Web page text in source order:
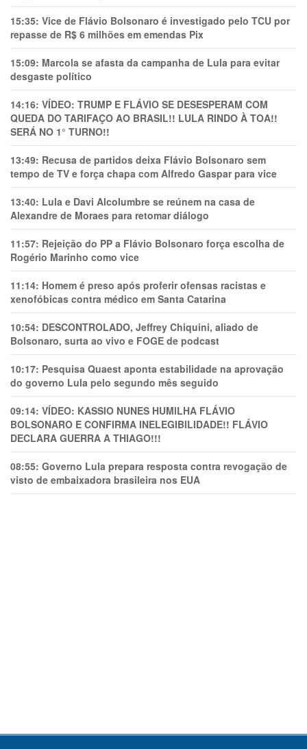
15:35: Vice de Flávio Bolsonaro é investigado pelo TCU por
repasse de R$ 6 milhões em emendas Pix
15:09: Marcola se afasta da campanha de Lula para evitar
desgaste político
14:16: VÍDEO: TRUMP E FLÁVIO SE DESESPERAM COM
QUEDA DO TARIFAÇO AO BRASIL!! LULA RINDO À TOA!!
SERÁ NO 1° TURNO!!
13:49: Recusa de partidos deixa Flávio Bolsonaro sem
tempo de TV e força chapa com Alfredo Gaspar para vice
13:40: Lula e Davi Alcolumbre se reúnem na casa de
Alexandre de Moraes para retomar diálogo
11:57: Rejeição do PP a Flávio Bolsonaro força escolha de
Rogério Marinho como vice
11:14: Homem é preso após proferir ofensas racistas e
xenofóbicas contra médico em Santa Catarina
10:54: DESCONTROLADO, Jeffrey Chiquini, aliado de
Bolsonaro, surta ao vivo e FOGE de podcast
10:17: Pesquisa Quaest aponta estabilidade na aprovação
do governo Lula pelo segundo mês seguido
09:14: VÍDEO: KASSIO NUNES HUMlLHA FLÁVIO
BOLSONARO E CONFIRMA INELEGIBILIDADE!! FLÁVIO
DECLARA GUERRA A THIAGO!!!
08:55: Governo Lula prepara resposta contra revogação de
visto de embaixadora brasileira nos EUA